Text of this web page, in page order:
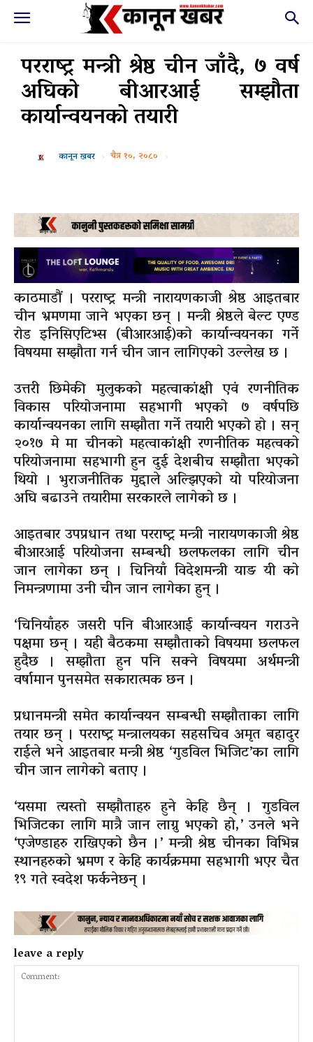
परराष्ट्र मन्त्री श्रेष्ठ चीन जाँदै, ७ वर्ष
अघिको बीआरआई सम्झौता
कार्यान्वयनको तयारी
कानून खबर चैत्र १०, २०८०
काठमाडौं । परराष्ट्र मन्त्री नारायणकाजी श्रेष्ठ आइतबार
चीन भ्रमणमा जाने भएका छन् । मन्त्री श्रेष्ठले बेल्ट एण्ड
रोड इनिसिएटिभ्स (बीआरआई)को कार्यान्वयनका गर्ने
विषयमा सम्झौता गर्न चीन जान लागिएको उल्लेख छ ।
उत्तरी छिमेकी मुलुकको महत्वाकांक्षी एवं रणनीतिक
विकास परियोजनामा सहभागी भएको ७ वर्षपछि
कार्यान्वयनका लागि सम्झौता गर्ने तयारी भएको हो । सन्
२०१७ मे मा चीनको महत्वाकांक्षी रणनीतिक महत्वको
परियोजनामा सहभागी हुन दुई देशबीच सम्झौता भएको
थियो । भुराजनीतिक मुद्दाले अल्झिएको यो परियोजना
अघि बढाउने तयारीमा सरकारले लागेको छ ।
आइतबार उपप्रधान तथा परराष्ट्र मन्त्री नारायणकाजी श्रेष्ठ
बीआरआई परियोजना सम्बन्धी छलफलका लागि चीन
जान लागेका छन् । चिनियाँ विदेशमन्त्री याङ यी को
निमन्त्रणामा उनी चीन जान लागेका हुन् ।
‘चिनियाँहरु जसरी पनि बीआरआई कार्यान्वयन गराउने
पक्षमा छन् । यही बैठकमा सम्झौताको विषयमा छलफल
हुदैछ । सम्झौता हुन पनि सक्ने विषयमा अर्थमन्त्री
वर्षामान पुनसमेत सकारात्मक छन ।
प्रधानमन्त्री समेत कार्यान्वयन सम्बन्धी सम्झौताका लागि
तयार छन् । परराष्ट्र मन्त्रालयका सहसचिव अमृत बहादुर
राईले भने आइतबार मन्त्री श्रेष्ठ ‘गुडविल भिजिट’का लागि
चीन जान लागेको बताए ।
‘यसमा त्यस्तो सम्झौताहरु हुने केहि छैन् । गुडविल
भिजिटका लागि मात्रै जान लाग्नु भएको हो,’ उनले भने
‘एजेण्डाहरु राखिएको छैन ।’ मन्त्री श्रेष्ठ चीनका विभिन्न
स्थानहरुको भ्रमण र केहि कार्यक्रममा सहभागी भएर चैत
१९ गते स्वदेश फर्कनेछन् ।
leave a reply